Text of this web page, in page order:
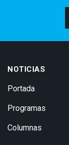
NOTICIAS
Portada
Programas
Columnas